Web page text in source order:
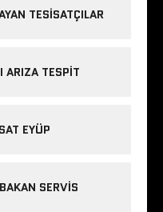
TESISATÇILAR
ARIZA TESPIT
EYÜP
SERVIS